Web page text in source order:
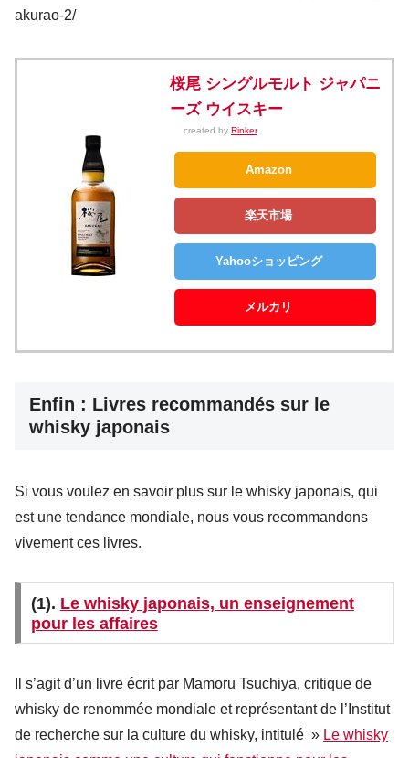
akurao-2/
桜尾 シングルモルト ジャパニ
ーズ ウイスキー
created by Rinker
Amazon
楽天市場
Yahooショッピング
メルカリ
Enfin : Livres recommandés sur le
whisky japonais
Si vous voulez en savoir plus sur le whisky japonais, qui
est une tendance mondiale, nous vous recommandons
vivement ces livres.
(1). Le whisky japonais, un enseignement
pour les affaires
Il s’agit d’un livre écrit par Mamoru Tsuchiya, critique de
whisky de renommée mondiale et représentant de l’Institut
de recherche sur la culture du whisky, intitulé » Le whisky